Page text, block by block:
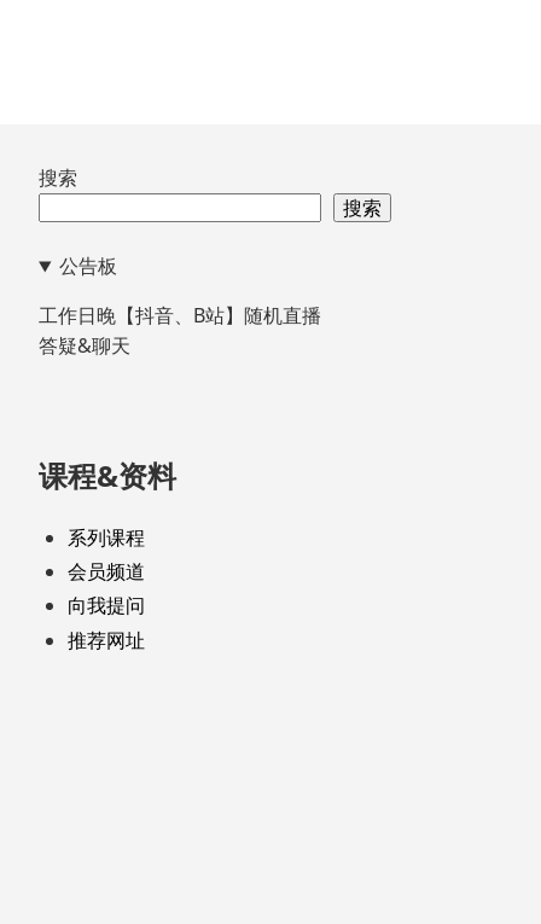
跳
脚
搜索
搜索
公告板
工作日晚【抖音、B站】随机直播
答疑&聊天
课程&资料
系列课程
会员频道
向我提问
推荐网址